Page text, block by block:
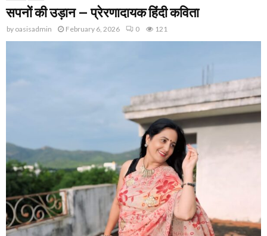
सपनों की उड़ान – प्रेरणादायक हिंदी कविता
by oasisadmin February 6, 2026 0 121